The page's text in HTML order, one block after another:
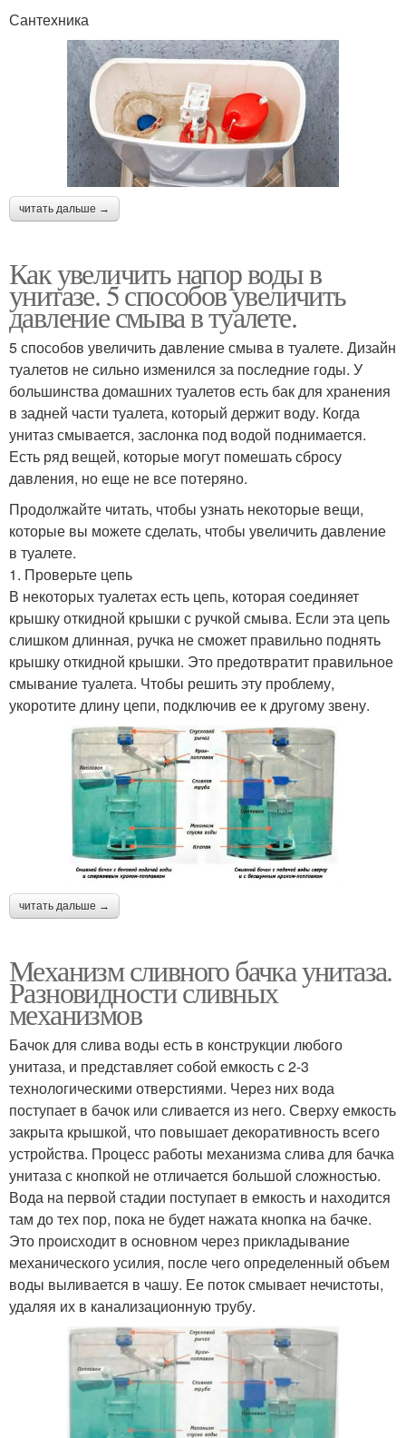
Сантехника
читать дальше →
Как увеличить напор воды в
унитазе. 5 способов увеличить
давление смыва в туалете.
5 способов увеличить давление смыва в туалете. Дизайн
туалетов не сильно изменился за последние годы. У
большинства домашних туалетов есть бак для хранения
в задней части туалета, который держит воду. Когда
унитаз смывается, заслонка под водой поднимается.
Есть ряд вещей, которые могут помешать сбросу
давления, но еще не все потеряно.
Продолжайте читать, чтобы узнать некоторые вещи,
которые вы можете сделать, чтобы увеличить давление
в туалете.
1. Проверьте цепь
В некоторых туалетах есть цепь, которая соединяет
крышку откидной крышки с ручкой смыва. Если эта цепь
слишком длинная, ручка не сможет правильно поднять
крышку откидной крышки. Это предотвратит правильное
смывание туалета. Чтобы решить эту проблему,
укоротите длину цепи, подключив ее к другому звену.
читать дальше →
Механизм сливного бачка унитаза.
Разновидности сливных
механизмов
Бачок для слива воды есть в конструкции любого
унитаза, и представляет собой емкость с 2-3
технологическими отверстиями. Через них вода
поступает в бачок или сливается из него. Сверху емкость
закрыта крышкой, что повышает декоративность всего
устройства. Процесс работы механизма слива для бачка
унитаза с кнопкой не отличается большой сложностью.
Вода на первой стадии поступает в емкость и находится
там до тех пор, пока не будет нажата кнопка на бачке.
Это происходит в основном через прикладывание
механического усилия, после чего определенный объем
воды выливается в чашу. Ее поток смывает нечистоты,
удаляя их в канализационную трубу.